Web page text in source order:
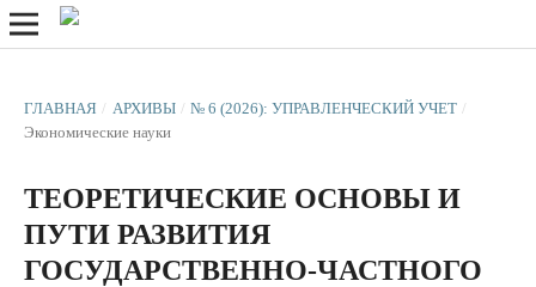
ГЛАВНАЯ / АРХИВЫ / № 6 (2026): УПРАВЛЕНЧЕСКИЙ УЧЕТ /
Экономические науки
ТЕОРЕТИЧЕСКИЕ ОСНОВЫ И
ПУТИ РАЗВИТИЯ
ГОСУДАРСТВЕННО-ЧАСТНОГО